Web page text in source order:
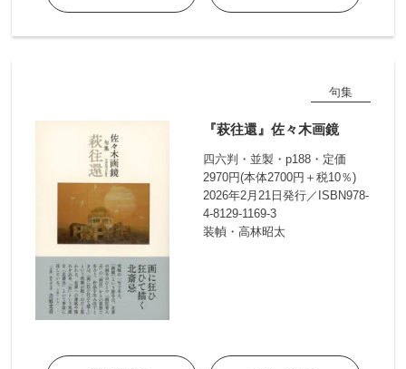
句集
『萩往還』佐々木画鏡
四六判・並製・p188・定価
2970円(本体2700円＋税10％)
2026年2月21日発行／ISBN978-
4-8129-1169-3
装幀・高林昭太